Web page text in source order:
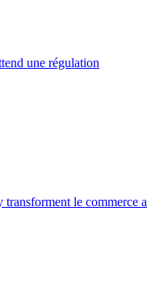
une régulation
le commerce